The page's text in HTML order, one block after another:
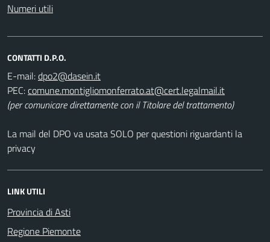
Numeri utili
CONTATTI D.P.O.
E-mail:
PEC:
(per comunicare direttamente con il Titolare del trattamento)
La mail del DPO va usata SOLO per questioni riguardanti la
privacy
LINK UTILI
Provincia di Asti
Regione Piemonte